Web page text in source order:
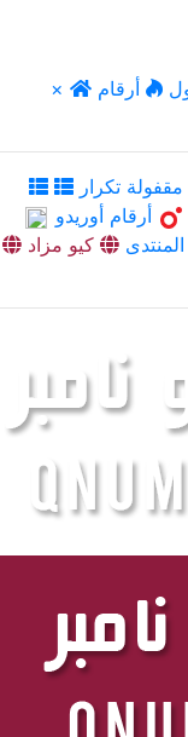
×
أرقام
تكرار
أرقام أوريدو
المنتدى
كيو مزاد